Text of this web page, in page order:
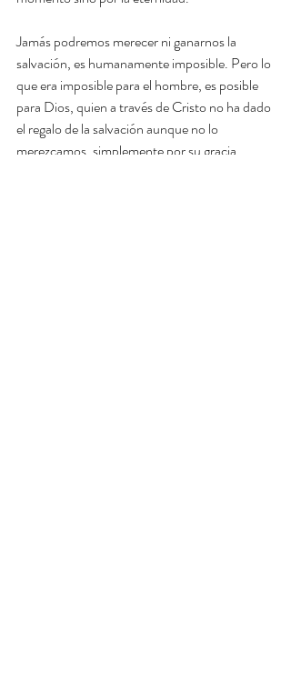
Jamás podremos merecer ni ganarnos la
salvación, es humanamente imposible. Pero lo
que era imposible para el hombre, es posible
para Dios, quien a través de Cristo no ha dado
el regalo de la salvación aunque no lo
merezcamos, simplemente por su gracia.